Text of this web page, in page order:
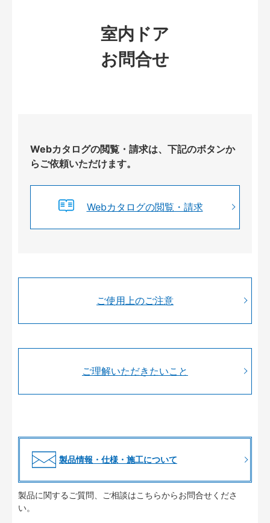
室内ドア
お問合せ
Webカタログの閲覧・請求は、下記のボタンか
らご依頼いただけます。
Webカタログの閲覧・請求
ご使用上のご注意
ご理解いただきたいこと
製品情報・仕様・施工について
製品に関するご質問、ご相談はこちらからお問合せくださ
い。